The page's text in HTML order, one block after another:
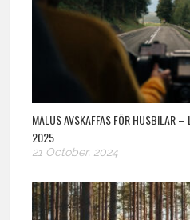
MALUS AVSKAFFAS FÖR HUSBILAR –
2025
21 October, 2024